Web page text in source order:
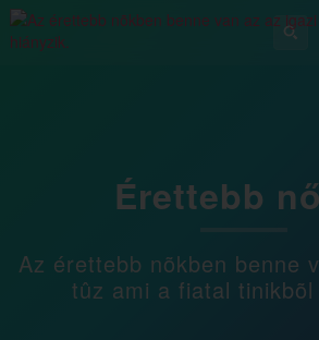
Érettebb
Az érettebb nõkben benne
tûz ami a fiatal tinikbõl